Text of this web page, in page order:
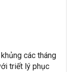
các tháng
triết lý phục